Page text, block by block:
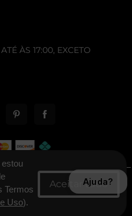
ÀS 17:00, EXCETO
os direitos reservados.
Ltda
estou
Termos
Uso).
Ajuda?